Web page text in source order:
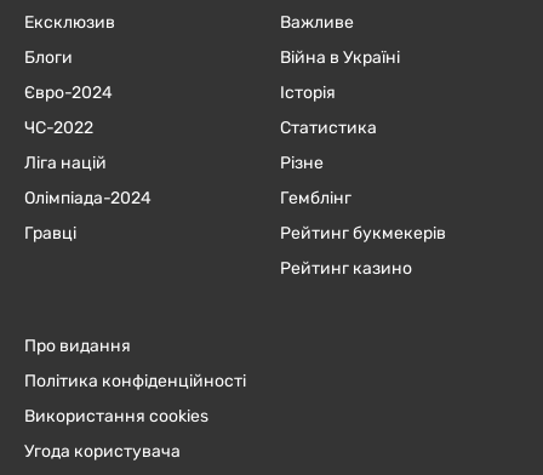
Ексклюзив
Блоги
Євро-2024
ЧC-2022
Ліга націй
Олімпіада-2024
Гравці
Важливе
Війна в Україні
Історія
Статистика
Різне
Гемблінг
Рейтинг букмекерів
Рейтинг казино
Про видання
Політика конфіденційності
Використання cookies
Угода користувача